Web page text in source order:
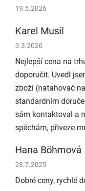
Hodnocení obchodu
19.5.2026
Karel Musil
Hodnocení obchodu
3.3.2026
Nejlepší cena na
doporučit. Uvedl
zboží (natahovač
standardním
sám kontaktoval a
spěchám, přiveze
Hana Böhmová
Hodnocení obchodu
28.7.2025
Dobré ceny, rychlé